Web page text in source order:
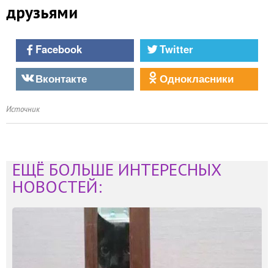
друзьями
Facebook
Twitter
Вконтакте
Однокласники
Источник
ЕЩЁ БОЛЬШЕ ИНТЕРЕСНЫХ
НОВОСТЕЙ: